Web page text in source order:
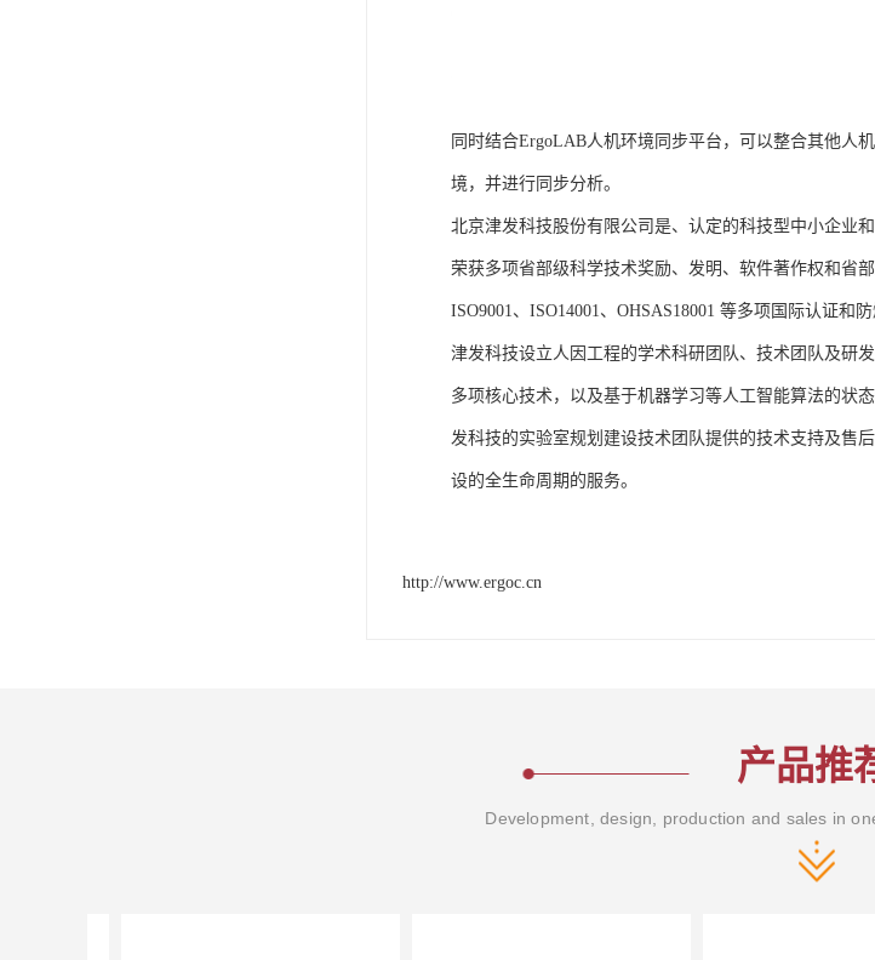
同时结合ErgoLAB人机环境同步平台，可以整合其他人
境，并进行同步分析。
北京津发科技股份有限公司是、认定的科技型中小企业
荣获多项省部级科学技术奖励、发明、软件著作权和省
ISO9001、ISO14001、OHSAS18001 等多项国际认证和防
津发科技设立人因工程的学术科研团队、技术团队及研
多项核心技术，以及基于机器学习等人工智能算法的状
发科技的实验室规划建设技术团队提供的技术支持及售
设的全生命周期的服务。
http://www.ergoc.cn
产品推
Development, design, production and sales in